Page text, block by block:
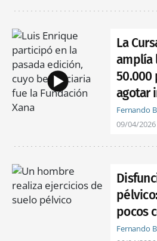
La
amplía
50.000
agotar
Fernando
09/04/2026
pocos
Fernando